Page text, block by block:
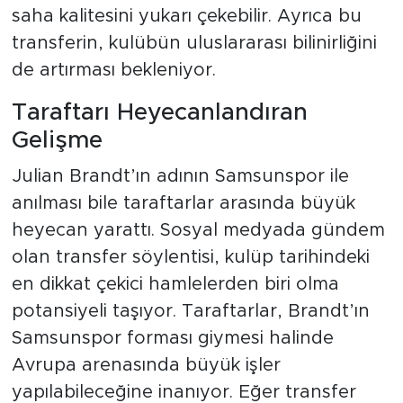
saha kalitesini yukarı çekebilir. Ayrıca bu
transferin, kulübün uluslararası bilinirliğini
de artırması bekleniyor.
Taraftarı Heyecanlandıran
Gelişme
Julian Brandt’ın adının Samsunspor ile
anılması bile taraftarlar arasında büyük
heyecan yarattı. Sosyal medyada gündem
olan transfer söylentisi, kulüp tarihindeki
en dikkat çekici hamlelerden biri olma
potansiyeli taşıyor. Taraftarlar, Brandt’ın
Samsunspor forması giymesi halinde
Avrupa arenasında büyük işler
yapılabileceğine inanıyor. Eğer transfer